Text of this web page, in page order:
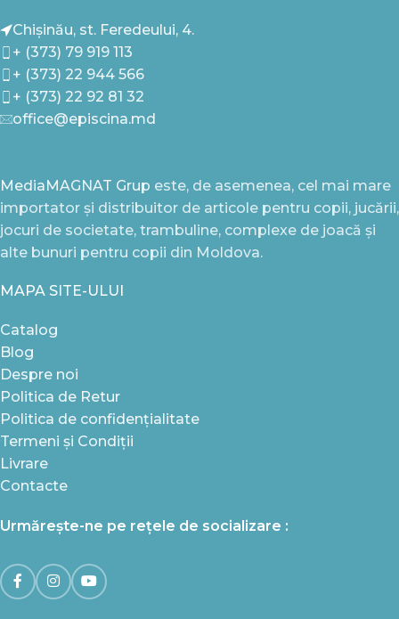
Chișinău, st. Feredeului, 4.
+ (373) 79 919 113
+ (373) 22 944 566
+ (373) 22 92 81 32
office@episcina.md
MediaMAGNAT Grup este, de asemenea, cel mai mare
importator și distribuitor de articole pentru copii, jucării,
jocuri de societate, trambuline, complexe de joacă și
alte bunuri pentru copii din Moldova.
MAPA SITE-ULUI
Catalog
Blog
Despre noi
Politica de Retur
Politica de confidențialitate
Termeni și Condiții
Livrare
Contacte
Urmărește-ne pe rețele de socializare :